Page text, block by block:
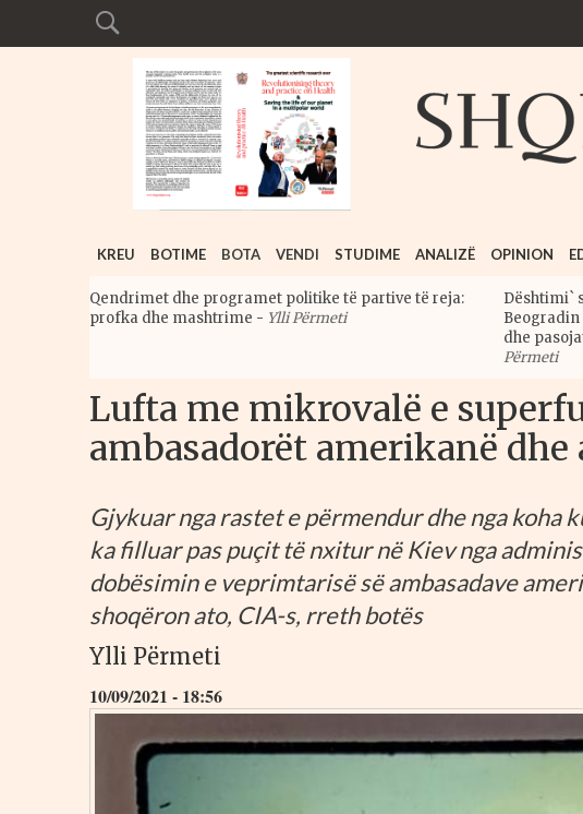
KREU BOTIME BOTA VENDI STUDIME ANALIZË OPINION
Qendrimet dhe programet politike të partive të reja:
profka dhe mashtrime - Ylli Përmeti
Dështimi`
Beogradin
dhe
Përmeti
Lufta me mikrovalë e
ambasadorët amerikanë dhe
Gjykuar nga rastet e përmendur dhe nga koha
ka filluar pas puçit të nxitur në Kiev nga
dobësimin e veprimtarisë së ambasadave
shoqëron ato, CIA-s, rreth botës
Ylli Përmeti
10/09/2021 - 18:56